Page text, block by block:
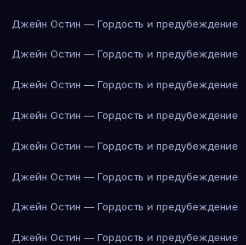
Джейн Остин — Гордость и предубеждение
Джейн Остин — Гордость и предубеждение
Джейн Остин — Гордость и предубеждение
Джейн Остин — Гордость и предубеждение
Джейн Остин — Гордость и предубеждение
Джейн Остин — Гордость и предубеждение
Джейн Остин — Гордость и предубеждение
Джейн Остин — Гордость и предубеждение